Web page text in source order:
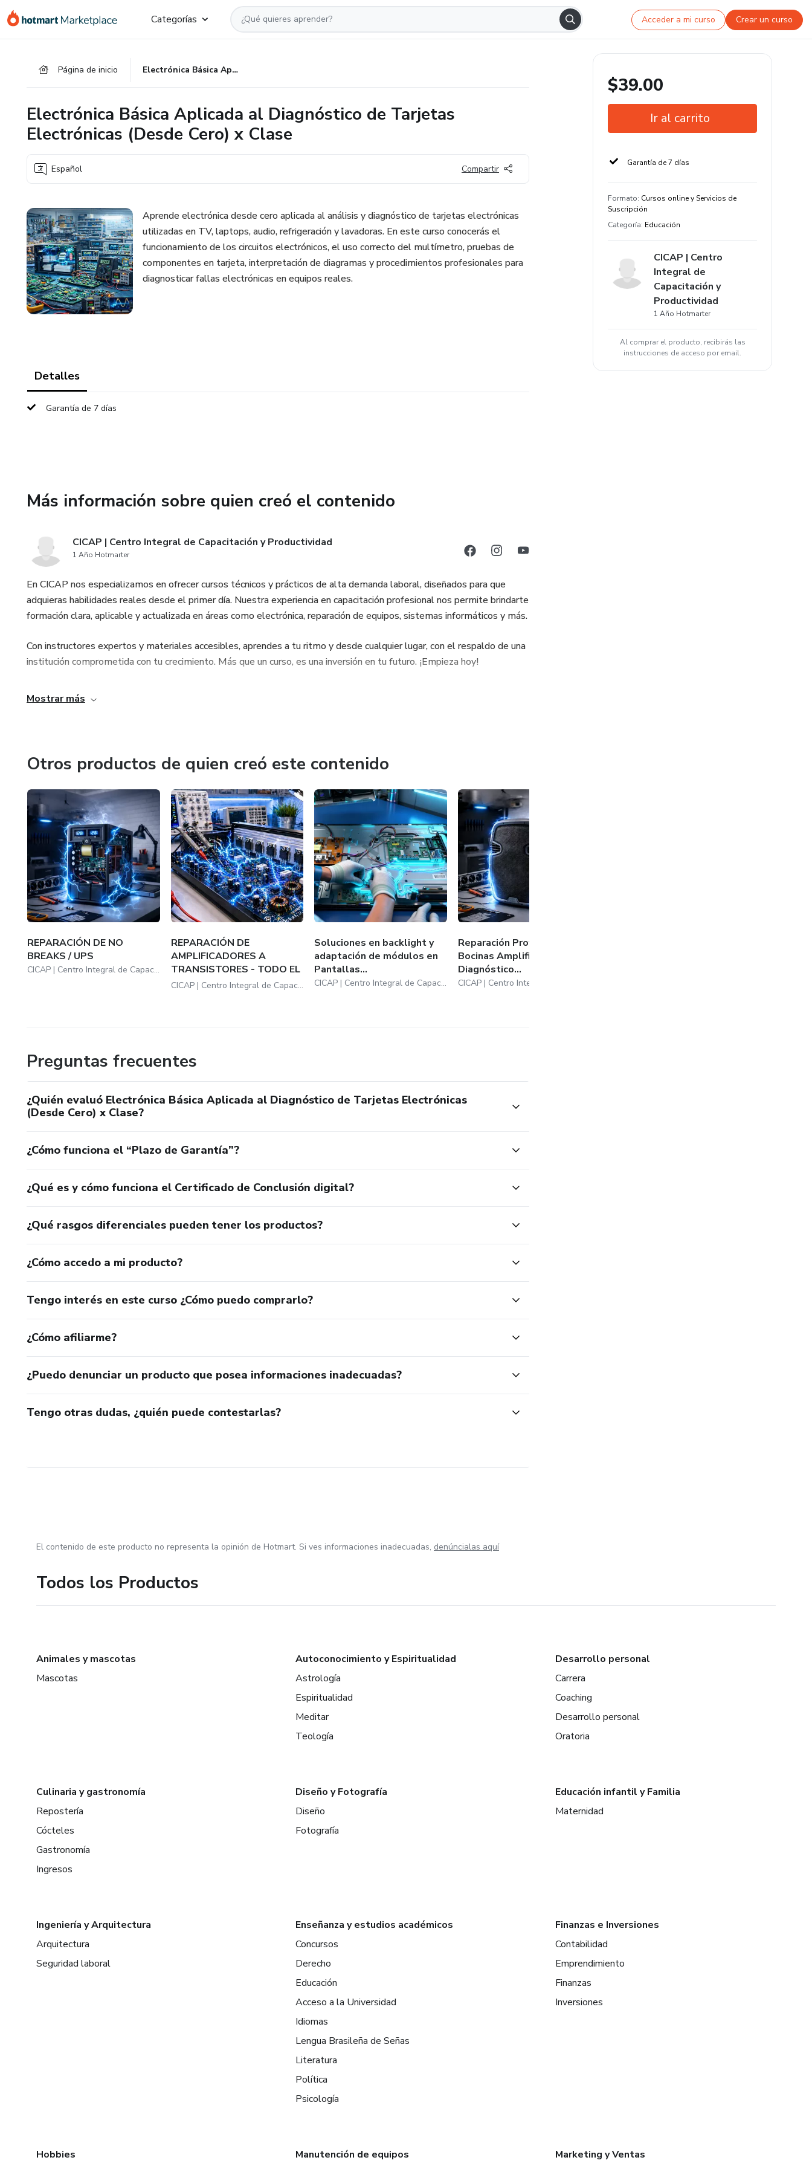
Categorías Acceder a mi curso Crear un curso
Página de inicio Electrónica Básica Aplicada al Diagnóstico de Tarjetas Electrónicas (Desde Cero) x Clase
Electrónica Básica Aplicada al Diagnóstico de Tarjetas
Electrónicas (Desde Cero) x Clase
Español Compartir
Aprende electrónica desde cero aplicada al análisis y diagnóstico de tarjetas electrónicas
utilizadas en TV, laptops, audio, refrigeración y lavadoras. En este curso conocerás el
funcionamiento de los circuitos electrónicos, el uso correcto del multímetro, pruebas de
componentes en tarjeta, interpretación de diagramas y procedimientos profesionales para
diagnosticar fallas electrónicas en equipos reales.
Detalles
Garantía de 7 días
Más información sobre quien creó el contenido
CICAP | Centro Integral de Capacitación y Productividad
1 Año Hotmarter
En CICAP nos especializamos en ofrecer cursos técnicos y prácticos de alta demanda laboral, diseñados para que
adquieras habilidades reales desde el primer día. Nuestra experiencia en capacitación profesional nos permite brindarte
formación clara, aplicable y actualizada en áreas como electrónica, reparación de equipos, sistemas informáticos y más.
Con instructores expertos y materiales accesibles, aprendes a tu ritmo y desde cualquier lugar, con el respaldo de una
institución comprometida con tu crecimiento. Más que un curso, es una inversión en tu futuro. ¡Empieza hoy!
Mostrar más
Otros productos de quien creó este contenido
REPARACIÓN DE NO
BREAKS / UPS
CICAP | Centro Integral de Capacitación y Productividad
REPARACIÓN DE
AMPLIFICADORES A
TRANSISTORES - TODO EL
CURSO
CICAP | Centro Integral de Capacitación y Productividad
Soluciones en backlight y
adaptación de módulos en
Pantallas...
CICAP | Centro Integral de Capacitación y Productividad
Reparación Profesional de
Bocinas Amplificadas:
Diagnóstico...
Preguntas frecuentes
¿Quién evaluó Electrónica Básica Aplicada al Diagnóstico de Tarjetas Electrónicas
(Desde Cero) x Clase?
¿Cómo funciona el “Plazo de Garantía”?
¿Qué es y cómo funciona el Certificado de Conclusión digital?
¿Qué rasgos diferenciales pueden tener los productos?
¿Cómo accedo a mi producto?
Tengo interés en este curso ¿Cómo puedo comprarlo?
¿Cómo afiliarme?
¿Puedo denunciar un producto que posea informaciones inadecuadas?
Tengo otras dudas, ¿quién puede contestarlas?
$39.00
Ir al carrito
Garantía de 7 días
Formato: Cursos online y Servicios de
Suscripción
Categoría: Educación
CICAP | Centro
Integral de
Capacitación y
Productividad
1 Año Hotmarter
Al comprar el producto, recibirás las
instrucciones de acceso por email.
El contenido de este producto no representa la opinión de Hotmart. Si ves informaciones inadecuadas, denúncialas aquí
Todos los Productos
Animales y mascotas
Mascotas
Autoconocimiento y Espiritualidad
Astrología
Espiritualidad
Meditar
Teología
Desarrollo personal
Carrera
Coaching
Desarrollo personal
Oratoria
Culinaria y gastronomía
Repostería
Cócteles
Gastronomía
Ingresos
Diseño y Fotografía
Diseño
Fotografía
Educación infantil y Familia
Maternidad
Ingeniería y Arquitectura
Arquitectura
Seguridad laboral
Enseñanza y estudios académicos
Concursos
Derecho
Educación
Acceso a la Universidad
Idiomas
Lengua Brasileña de Señas
Literatura
Política
Psicología
Finanzas e Inversiones
Contabilidad
Emprendimiento
Finanzas
Inversiones
Hobbies Manutención de equipos Marketing y Ventas